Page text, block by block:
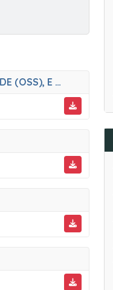
DISPÕE SOBRE A QUALIFICAÇÃO DE ENTIDADES COMO ORGANIZAÇÕES SOCIAIS DE SAÚDE (OSS), E DÁ OUTRAS PROVIDÊNCIAS